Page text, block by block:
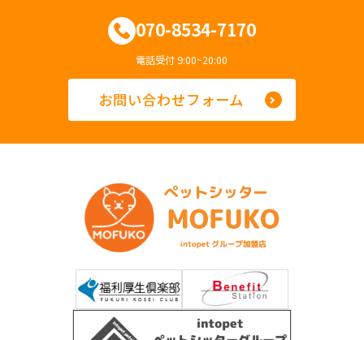
070-8534-7170
電話受付 9:00~20:00
お問い合わせフォーム